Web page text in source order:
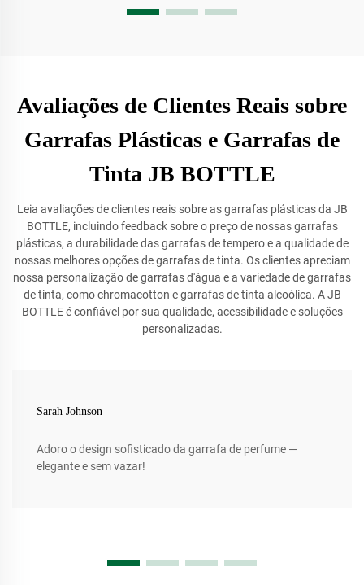
Avaliações de Clientes Reais sobre
Garrafas Plásticas e Garrafas de
Tinta JB BOTTLE
Leia avaliações de clientes reais sobre as garrafas plásticas da JB
BOTTLE, incluindo feedback sobre o preço de nossas garrafas
plásticas, a durabilidade das garrafas de tempero e a qualidade de
nossas melhores opções de garrafas de tinta. Os clientes apreciam
nossa personalização de garrafas d'água e a variedade de garrafas
de tinta, como chromacotton e garrafas de tinta alcoólica. A JB
BOTTLE é confiável por sua qualidade, acessibilidade e soluções
personalizadas.
Sarah Johnson
Adoro o design sofisticado da garrafa de perfume —
elegante e sem vazar!